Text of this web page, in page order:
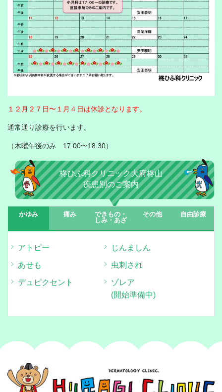
１２月２７日〜１月４日は休診となります。
通常通り診療を行います。
（木曜午後のみ 17:00〜18:30）
柊ひふ科クリニック大府柊山
疾患別のご案内
かゆみ 痛み
できもの・
しみ・あざ
その他 自由診療
アトピー じんましん
あせも 虫刺され
デュピクセント
ゾレア
(開始準備中)